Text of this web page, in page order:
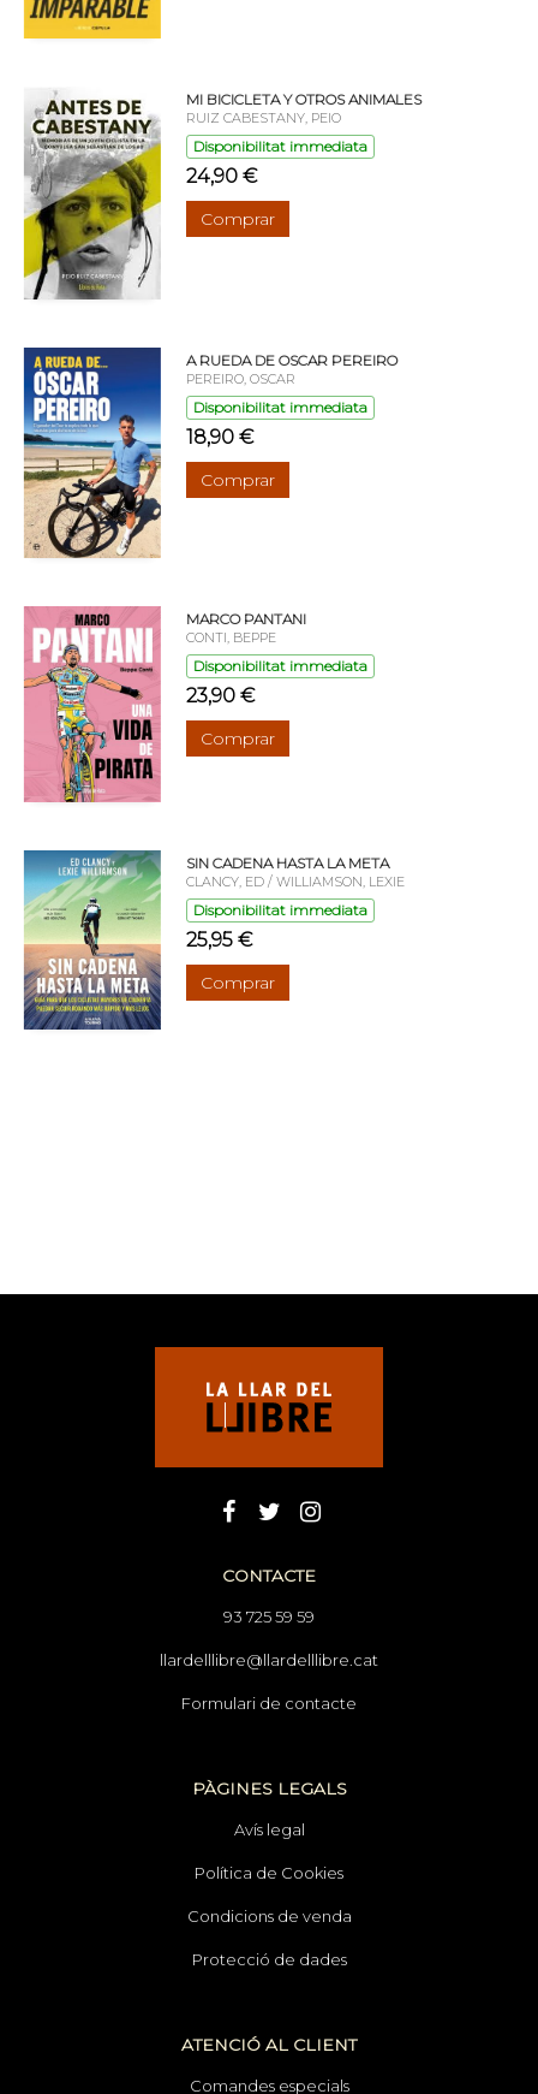
MI BICICLETA Y OTROS ANIMALES
RUIZ CABESTANY, PEIO
Disponibilitat immediata
24,90 €
Comprar
A RUEDA DE OSCAR PEREIRO
PEREIRO, OSCAR
Disponibilitat immediata
18,90 €
Comprar
MARCO PANTANI
CONTI, BEPPE
Disponibilitat immediata
23,90 €
Comprar
SIN CADENA HASTA LA META
CLANCY, ED / WILLIAMSON, LEXIE
Disponibilitat immediata
25,95 €
Comprar
CONTACTE
93 725 59 59
llardelllibre@llardelllibre.cat
Formulari de contacte
PÀGINES LEGALS
Avís legal
Política de Cookies
Condicions de venda
Protecció de dades
ATENCIÓ AL CLIENT
Comandes especials